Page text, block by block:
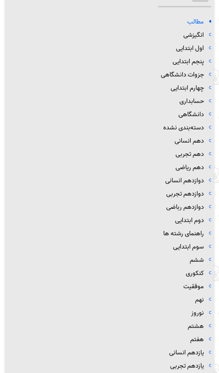
مطالب
انگیزشی
اول ابتدایی
پنجم ابتدایی
جزوات دانشگاهی
چهارم ابتدایی
حسابداری
دانشگاهی
دسته‌بندی نشده
دهم انسانی
دهم تجربی
دهم ریاضی
دوازدهم انسانی
دوازدهم تجربی
دوازدهم رباضی
دوم ابتدایی
راهنمای رشته ها
سوم ابتدایی
ششم
کنکوری
موفقیت
نهم
نوروز
هشتم
هفتم
یازدهم انسانی
یازدهم تجربی